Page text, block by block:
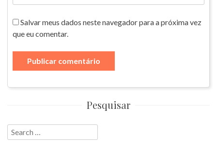
Salvar meus dados neste navegador para a próxima vez
que eu comentar.
Pesquisar
Search
for: